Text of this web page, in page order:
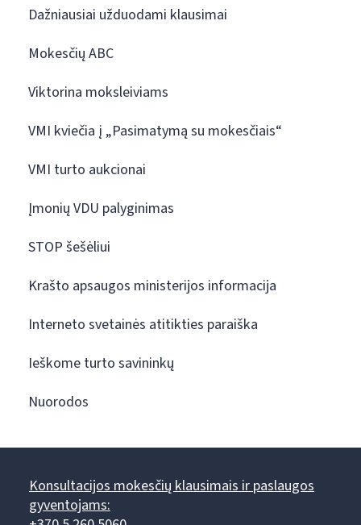
Dažniausiai užduodami klausimai
Mokesčių ABC
Viktorina moksleiviams
VMI kviečia į „Pasimatymą su mokesčiais“
VMI turto aukcionai
Įmonių VDU palyginimas
STOP šešėliui
Krašto apsaugos ministerijos informacija
Interneto svetainės atitikties paraiška
Ieškome turto savininkų
Nuorodos
Konsultacijos mokesčių klausimais ir paslaugos
gyventojams: